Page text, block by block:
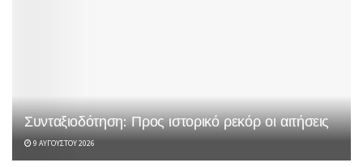
Συνταξιοδότηση: Προς ιστορικό ρεκόρ οι αιτήσεις
9 ΑΥΓΟΎΣΤΟΥ 2026